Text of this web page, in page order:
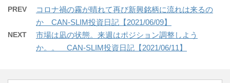
PREV
コロナ禍の霧が晴れて再び新興銘柄に流れは来るの
か CAN-SLIM投資日記【2021/06/09】
NEXT
市場は凪の状態。来週はポジション調整しよう
か。。 CAN-SLIM投資日記【2021/06/11】